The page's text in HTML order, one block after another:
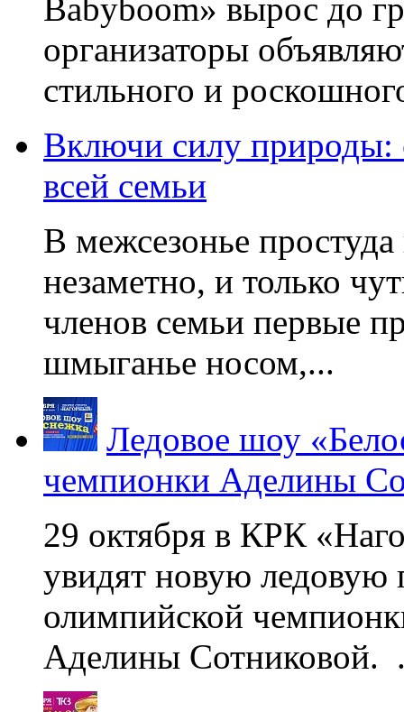
Babyboom» вырос до
организаторы
стильного и
Включи силу
всей семьи
В межсезонье
незаметно, и только
членов семьи первые
шмыганье носом,...
Ледовое шоу
чемпионки Аделины
29 октября в КРК
увидят новую ледовую
олимпийской
Аделины Сотниковой.